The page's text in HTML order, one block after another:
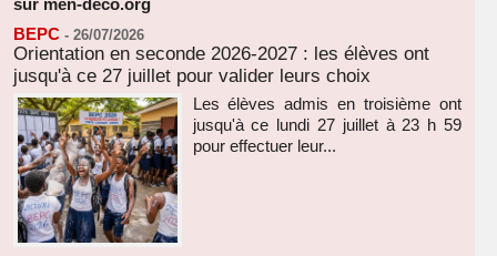
sur men-deco.org
BEPC - 26/07/2026
Orientation en seconde 2026-2027 : les élèves ont
jusqu'à ce 27 juillet pour valider leurs choix
Les élèves admis en troisième ont
jusqu'à ce lundi 27 juillet à 23 h 59
pour effectuer leur...